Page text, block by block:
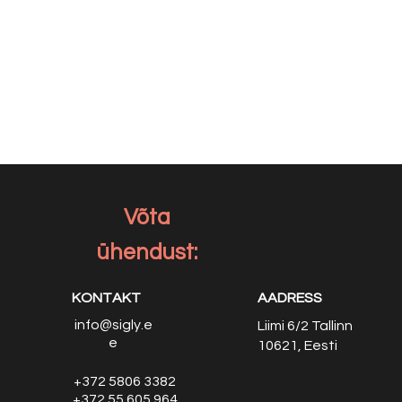
Võta
ühendust:
KONTAKT
info@sigly.e
e
+372 5806 3382
AADRESS
Liimi 6/2 Tallinn
10621, Eesti